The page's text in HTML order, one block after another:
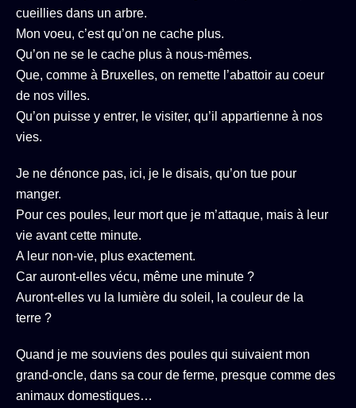
cueillies dans un arbre.
Mon voeu, c’est qu’on ne cache plus.
Qu’on ne se le cache plus à nous-mêmes.
Que, comme à Bruxelles, on remette l’abattoir au coeur
de nos villes.
Qu’on puisse y entrer, le visiter, qu’il appartienne à nos
vies.
Je ne dénonce pas, ici, je le disais, qu’on tue pour
manger.
Pour ces poules, leur mort que je m’attaque, mais à leur
vie avant cette minute.
A leur non-vie, plus exactement.
Car auront-elles vécu, même une minute ?
Auront-elles vu la lumière du soleil, la couleur de la
terre ?
Quand je me souviens des poules qui suivaient mon
grand-oncle, dans sa cour de ferme, presque comme des
animaux domestiques…